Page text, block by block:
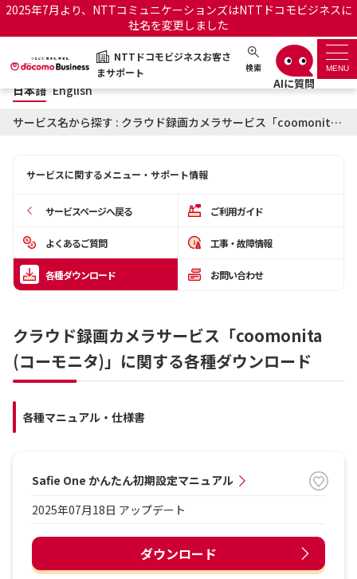
2025年7月より、NTTコミュニケーションズはNTTドコモビジネスに
社名を変更しました
NTTドコモビジネスお客さ
まサポート
検索 MENU
NTTドコモビジネスお客さまサポート 日本語 English
サポートトップ
お知らせ サポートサイトの使い方
OCNのお客さまはこちら
工事・故障情報通知サー
オフィシャルサイト
日本語 English
サービス名から探す : クラウド録画カメラサービス「coomonita (コーモニタ)」に関する各種ダウンロード
サービスに関するメニュー・サポート情報
サービスページへ戻る ご利用ガイド
よくあるご質問 工事・故障情報
各種ダウンロード お問い合わせ
クラウド録画カメラサービス「coomonita
(コーモニタ)」に関する各種ダウンロード
各種マニュアル・仕様書
Safie One かんたん初期設定マニュアル
2025年07月18日 アップデート
ダウンロード